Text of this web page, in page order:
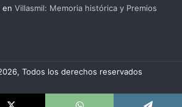
en Villasmil: Memoria histórica y Premios
Todos los derechos reservados